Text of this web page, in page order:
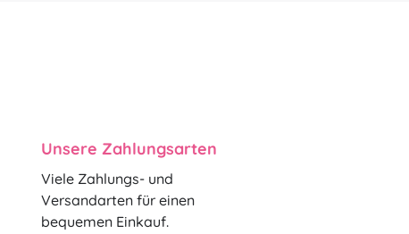
Unsere Zahlungsarten
Viele Zahlungs- und
Versandarten für einen
bequemen Einkauf.